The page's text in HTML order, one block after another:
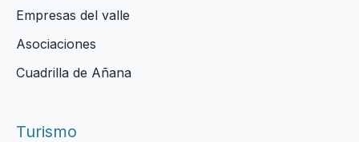
Empresas del valle
Asociaciones
Cuadrilla de Añana
Turismo